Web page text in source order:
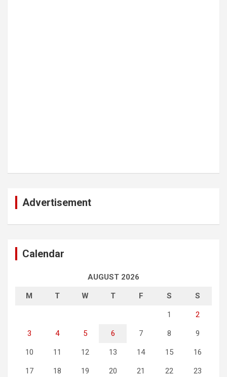
Advertisement
Calendar
AUGUST 2026
M T W T F S S
1 2
3 4 5 6 7 8 9
10 11 12 13 14 15 16
17 18 19 20 21 22 23